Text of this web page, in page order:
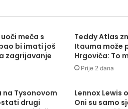
meča s
bi imati još
zagrijavanje
Teddy Atlas
Itauma može
Hrgovića: To
Prije 2 dana
na Tysonovom
drugi
Lennox Lewis
Oni su samo